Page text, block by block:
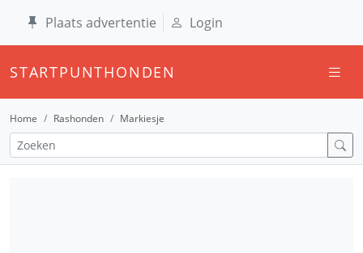
Plaats advertentie Login
STARTPUNTHONDEN
Home Rashonden Markiesje